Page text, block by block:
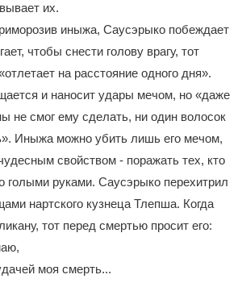
их.
иныжа, Саусэрыко побеждает
чтобы снести голову врагу, тот
на расстояние одного дня».
и наносит удары мечом, но «даже
не смог ему сделать, ни один волосок
Иныжа можно убить лишь его мечом,
свойством - поражать тех, кто
голыми руками. Саусэрыко перехитрил
нартского кузнеца Тлепша. Когда
тот перед смертью просит его:
моя смерть...